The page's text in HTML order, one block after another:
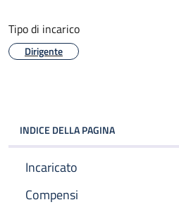
Tipo di incarico
Dirigente
INDICE DELLA PAGINA
Incaricato
Compensi